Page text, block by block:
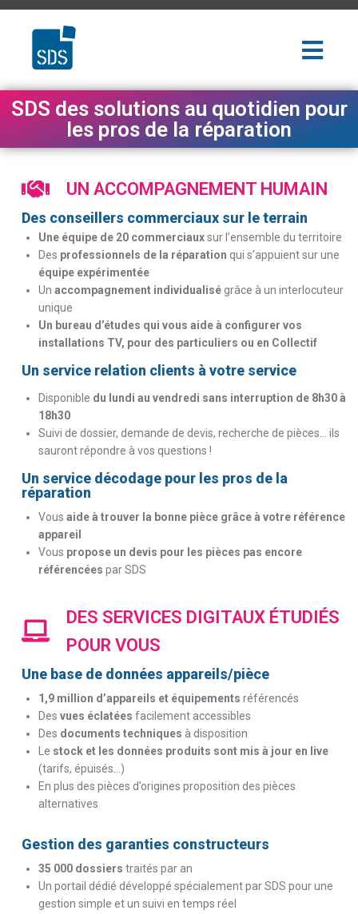
SDS des solutions au quotidien pour
les pros de la réparation
UN ACCOMPAGNEMENT HUMAIN
Des conseillers commerciaux sur le terrain
Une équipe de 20 commerciauxsur l’ensemble du territoire
Des professionnels de la réparation qui s’appuient sur une
équipe expérimentée
Un accompagnement individualisé grâce à un interlocuteur
unique
Un bureau d’études qui vous aide à configurer vos
installations TV, pour des particuliers ou en Collectif
Un service relation clients à votre service
Disponible du lundi au vendredi sans interruption de 8h30 à
18h30
Suivi de dossier, demande de devis, recherche de pièces… ils
sauront répondre à vos questions !
Un service décodage pour les pros de la
réparation
Vous aide à trouver la bonne pièce grâce à votre référence
appareil
Vous propose un devis pour les pièces pas encore
référencées par SDS
DES SERVICES DIGITAUX ÉTUDIÉS
POUR VOUS
Une base de données appareils/pièce
1,9 million d’appareils et équipements référencés
Des vues éclatées facilement accessibles
Des documents techniques à disposition
Le stock et les données produits sont mis à jour en live
(tarifs, épuisés…)
En plus des pièces d’origines proposition des pièces
alternatives
Gestion des garanties constructeurs
35 000 dossiers traités par an
Un portail dédié développé spécialement par SDS pour une
gestion simple et un suivi en temps réel